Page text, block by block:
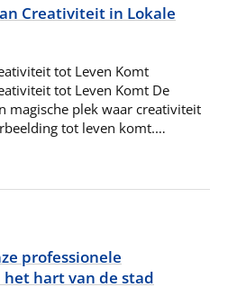
Creativiteit in Lokale
tot Leven Komt
tot Leven Komt De
magische plek waar creativiteit
tot leven komt.…
professionele
hart van de stad